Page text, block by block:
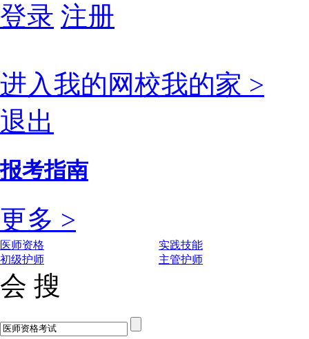
登录 注册
进入我的网校我的家 >
退出
报考指南
更多 >
医师资格
实践技能
初级护师
主管护师
会 搜